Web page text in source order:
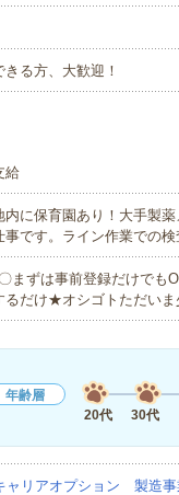
る方、大歓迎！
給
に保育園あり！大手製
事です。ライン作業での
まずは事前登録だけでも
るだけ★オシゴトただい
年齢層
20代
30代
ャリアオプション 製造事